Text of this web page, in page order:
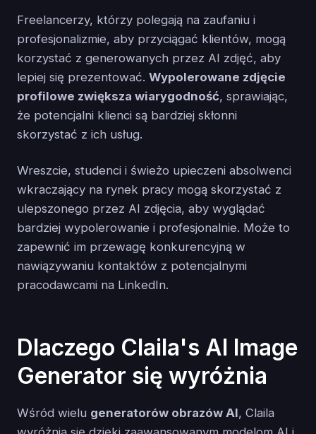
Freelancerzy, którzy polegają na zaufaniu i
profesjonalizmie, aby przyciągać klientów, mogą
korzystać z generowanych przez AI zdjęć, aby
lepiej się prezentować. Wypolerowane zdjęcie
profilowe zwiększa wiarygodność, sprawiając,
że potencjalni klienci są bardziej skłonni
skorzystać z ich usług.
Wreszcie, studenci i świeżo upieczeni absolwenci
wkraczający na rynek pracy mogą skorzystać z
ulepszonego przez AI zdjęcia, aby wyglądać
bardziej wypolerowanie i profesjonalnie. Może to
zapewnić im przewagę konkurencyjną w
nawiązywaniu kontaktów z potencjalnymi
pracodawcami na LinkedIn.
Dlaczego Claila's AI Image
Generator się wyróżnia
Wśród wielu generatorów obrazów AI, Claila